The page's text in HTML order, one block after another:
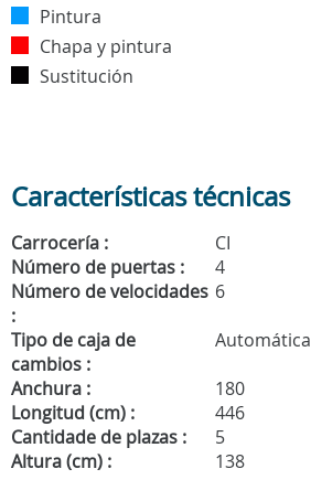
Pintura
Chapa y pintura
Sustitución
Características técnicas
Carrocería :
CI
Número de puertas :
4
Número de velocidades
:
6
Tipo de caja de
cambios :
Automática
Anchura :
180
Longitud (cm) :
446
Cantidade de plazas :
5
Altura (cm) :
138